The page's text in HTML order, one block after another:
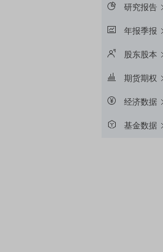
研究报告
年报季报
股东股本
期货期权
经济数据
基金数据